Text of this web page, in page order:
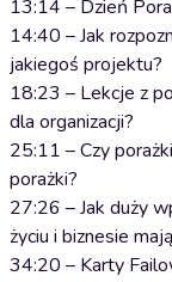
13:14 – Dzień
14:40 – Jak
jakiegoś projektu?
18:23 – Lekcje z
dla organizacji?
25:11 – Czy
porażki?
27:26 – Jak duży
życiu i biznesie
34:20 – Karty